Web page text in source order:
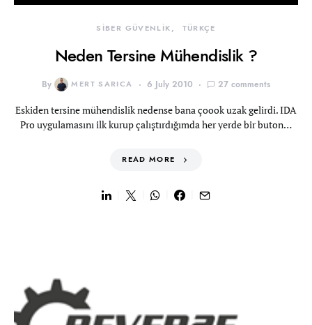
SİBER GÜVENLİK TÜRKÇE
Neden Tersine Mühendislik ?
By MERT SARICA 6 July 2010 27 comments
Eskiden tersine mühendislik nedense bana çoook uzak gelirdi. IDA
Pro uygulamasını ilk kurup çalıştırdığımda her yerde bir buton…
READ MORE